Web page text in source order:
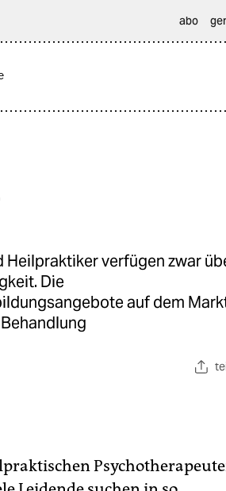
abo
verfügen zwar
Die
auf dem